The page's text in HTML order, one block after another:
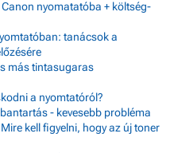
nyomatatóba + költség-
tanácsok a
más tintasugaras
a nyomtatóról?
- kevesebb probléma
kell figyelni, hogy az új toner